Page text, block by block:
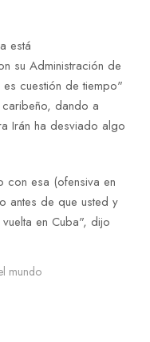
está
su Administración de
cuestión de tiempo"
dando a
Irán ha desviado algo
con esa (ofensiva en
antes de que usted y
en Cuba", dijo
mundo